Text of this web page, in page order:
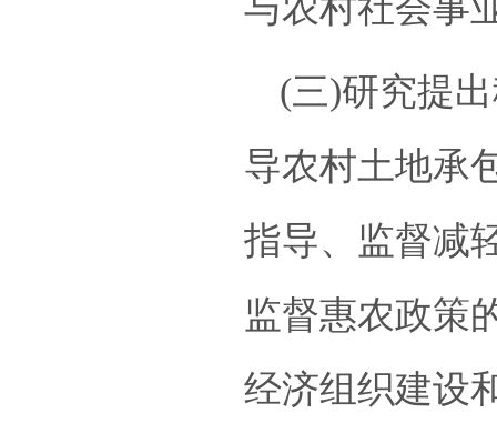
与农村社会事
(三)研究提
导农村土地承
指导、监督减
监督惠农政策
经济组织建设